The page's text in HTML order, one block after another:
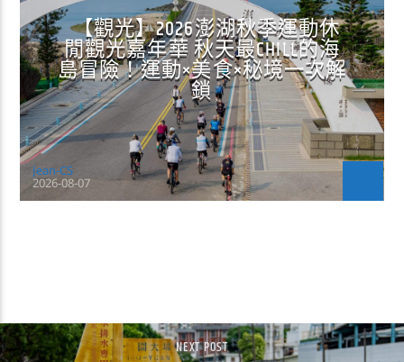
【觀光】2026澎湖秋季運動休
閒觀光嘉年華 秋天最CHILL的海
島冒險！運動×美食×秘境一次解
鎖
Jean-CS
2026-08-07
NEXT POST